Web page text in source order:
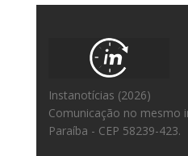
Instanotícias (2026)
Comunicação no mesmo
Paraíba - CEP 58239-423.